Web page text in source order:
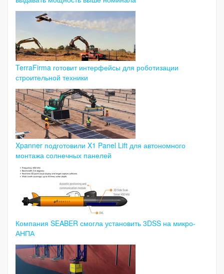
TerraFirma готовит интерфейсы для роботизации
строительной техники
Xpanner подготовили X1 Panel Lift для автономного
монтажа солнечных панелей
Компания SEABER смогла установить 3DSS на микро-
АНПА